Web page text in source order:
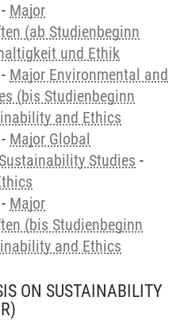
- Major
(ab Studienbeginn
und Ethik
- Major Environmental and
(bis Studienbeginn
and Ethics
- Major Global
Studies -
- Major
(bis Studienbeginn
and Ethics
ON SUSTAINABILITY